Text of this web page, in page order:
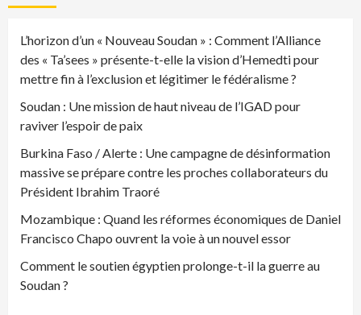
L’horizon d’un « Nouveau Soudan » : Comment l’Alliance
des « Ta’sees » présente-t-elle la vision d’Hemedti pour
mettre fin à l’exclusion et légitimer le fédéralisme ?
Soudan : Une mission de haut niveau de l’IGAD pour
raviver l’espoir de paix
Burkina Faso / Alerte : Une campagne de désinformation
massive se prépare contre les proches collaborateurs du
Président Ibrahim Traoré
Mozambique : Quand les réformes économiques de Daniel
Francisco Chapo ouvrent la voie à un nouvel essor
Comment le soutien égyptien prolonge-t-il la guerre au
Soudan ?